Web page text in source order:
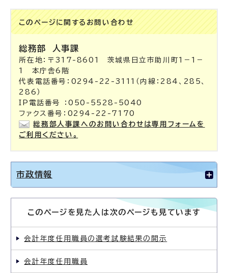
このページに関する お問い合わせ
総務部 人事課
所在地：〒317-8601 茨城県日立市助川町1－1－
1 本庁舎6階
代表電話番号：0294-22-3111（内線：284、285、
286）
IP電話番号 ：050-5528-5040
ファクス番号：0294-22-7170
総務部人事課へのお問い合わせは専用フォームを
ご利用ください。
市政情報
このページを見た人は次のページも見ています
会計年度任用職員の選考試験結果の開示
会計年度任用職員